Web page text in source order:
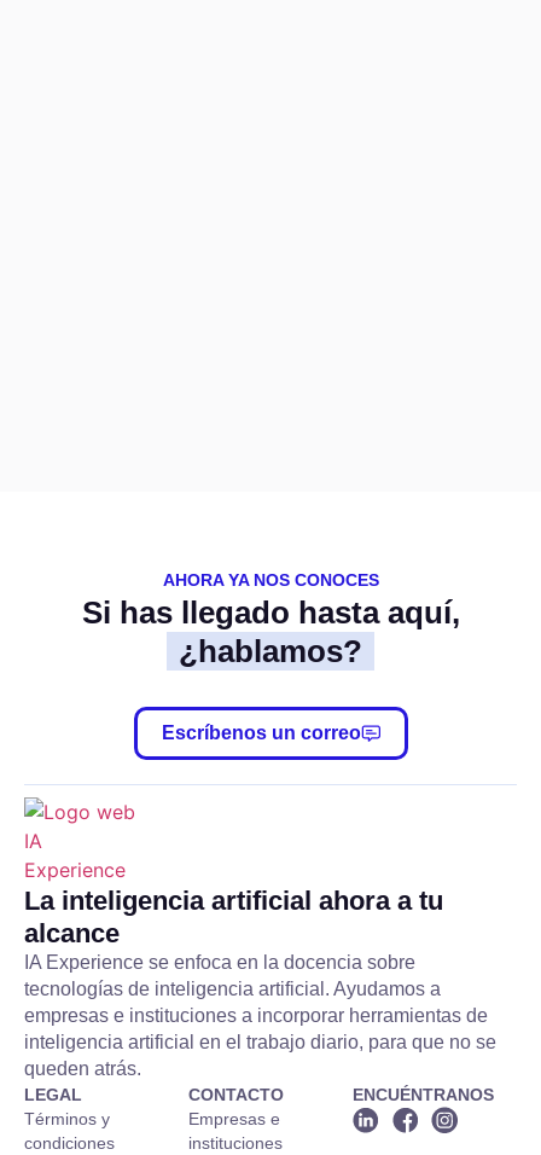
AHORA YA NOS CONOCES
Si has llegado hasta aquí,
¿hablamos?
Escríbenos un correo
La inteligencia artificial ahora a tu
alcance
IA Experience se enfoca en la docencia sobre
tecnologías de inteligencia artificial. Ayudamos a
empresas e instituciones a incorporar herramientas de
inteligencia artificial en el trabajo diario, para que no se
queden atrás.
LEGAL
Términos y
condiciones
CONTACTO
Empresas e
instituciones
ENCUÉNTRANOS